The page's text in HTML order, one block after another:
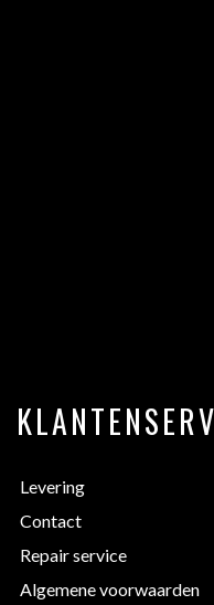
Levering
Contact
Repair service
Algemene voorwaarden